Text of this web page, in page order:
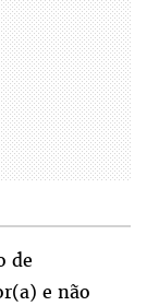
de
e não